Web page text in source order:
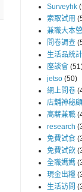
Surveyhk
索取試用
兼職大本營
問卷調查
生活品統計
座談會
jetso (50)
網上問卷
店舖神秘
高薪兼職
research
免費試食
免費試飲
全職媽媽
現金出糧
生活訪問